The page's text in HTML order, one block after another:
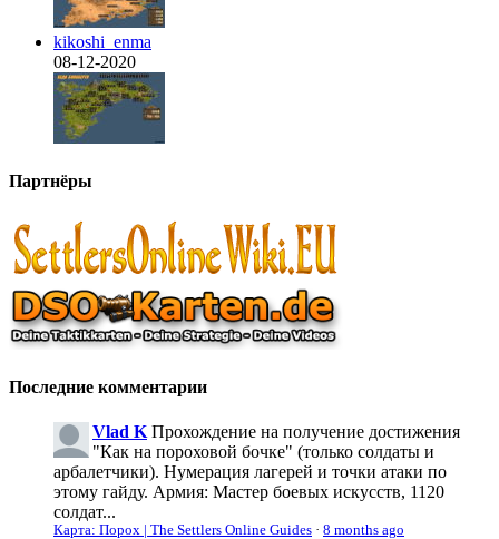
kikoshi_enma
08-12-2020
Партнёры
Последние комментарии
Vlad K Прохождение на получение достижения
"Как на пороховой бочке" (только солдаты и
арбалетчики). Нумерация лагерей и точки атаки по
этому гайду. Армия: Мастер боевых искусств, 1120
солдат...
Карта: Порох | The Settlers Online Guides · 8 months ago